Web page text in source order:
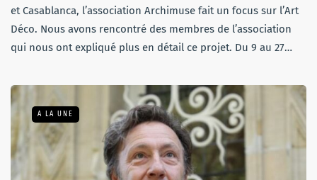
et Casablanca, l’association Archimuse fait un focus sur l’Art
Déco. Nous avons rencontré des membres de l’association
qui nous ont expliqué plus en détail ce projet. Du 9 au 27…
A LA UNE